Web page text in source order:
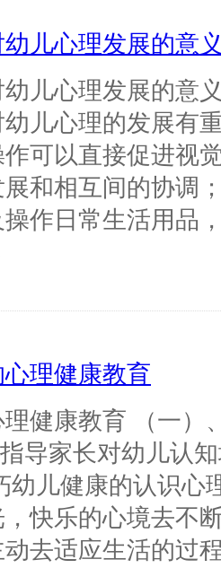
儿心理发展的意
儿心理发展的意
儿心理的发展有
可以直接促进视
和相互间的协调
作日常生活用品
理健康教育
健康教育 （一）
导家长对幼儿认
幼儿健康的认识心
快乐的心境去不
去适应生活的过